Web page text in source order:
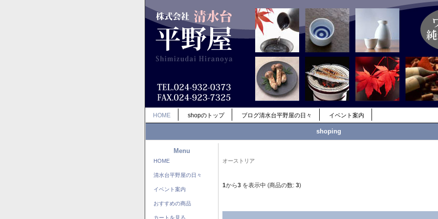
HOME shopのトップ ブログ清水台平野屋の日々 イベント案内
shoping
Menu
HOME
清水台平野屋の日々
イベント案内
おすすめの商品
カートを見る
オーストリア
1から3 を表示中 (商品の数: 3)